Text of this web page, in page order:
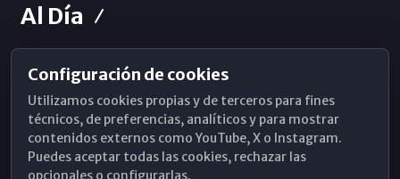
Al Día
Horarios de Misa
Hemeroteca
WhatsApp
Configuración de cookies
Utilizamos cookies propias y de terceros para fines
técnicos, de preferencias, analíticos y para mostrar
contenidos externos como YouTube, X o Instagram.
Puedes aceptar todas las cookies, rechazar las
opcionales o configurarlas.